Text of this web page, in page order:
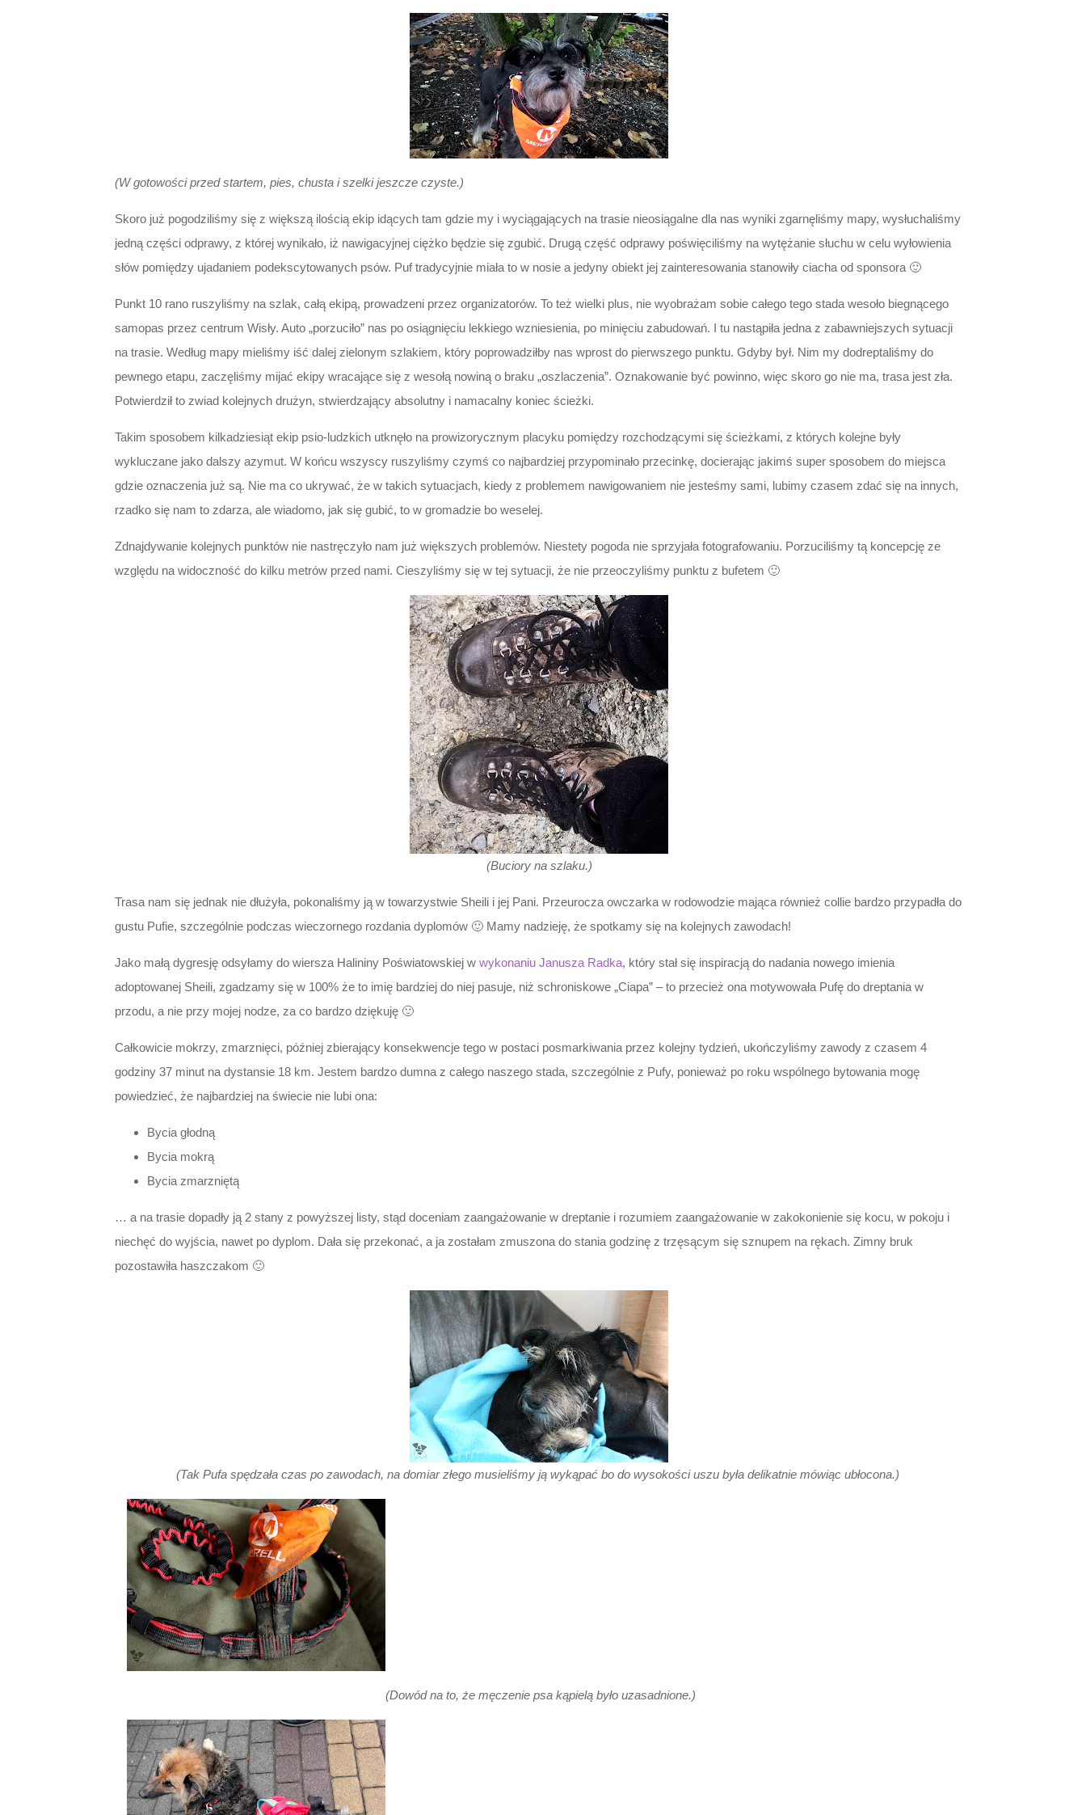
(W gotowości przed startem, pies, chusta i szelki jeszcze czyste.)
Skoro już pogodziliśmy się z większą ilością ekip idących tam gdzie my i wyciągających na trasie nieosiągalne dla nas wyniki zgarnęliśmy mapy, wysłuchaliśmy
jedną części odprawy, z której wynikało, iż nawigacyjnej ciężko będzie się zgubić. Drugą część odprawy poświęciliśmy na wytężanie słuchu w celu wyłowienia
słów pomiędzy ujadaniem podekscytowanych psów. Puf tradycyjnie miała to w nosie a jedyny obiekt jej zainteresowania stanowiły ciacha od sponsora 🙂
Punkt 10 rano ruszyliśmy na szlak, całą ekipą, prowadzeni przez organizatorów. To też wielki plus, nie wyobrażam sobie całego tego stada wesoło biegnącego
samopas przez centrum Wisły. Auto „porzuciło” nas po osiągnięciu lekkiego wzniesienia, po minięciu zabudowań. I tu nastąpiła jedna z zabawniejszych sytuacji
na trasie. Według mapy mieliśmy iść dalej zielonym szlakiem, który poprowadziłby nas wprost do pierwszego punktu. Gdyby był. Nim my dodreptaliśmy do
pewnego etapu, zaczęliśmy mijać ekipy wracające się z wesołą nowiną o braku „oszlaczenia”. Oznakowanie być powinno, więc skoro go nie ma, trasa jest zła.
Potwierdził to zwiad kolejnych drużyn, stwierdzający absolutny i namacalny koniec ścieżki.
Takim sposobem kilkadziesiąt ekip psio-ludzkich utknęło na prowizorycznym placyku pomiędzy rozchodzącymi się ścieżkami, z których kolejne były
wykluczane jako dalszy azymut. W końcu wszyscy ruszyliśmy czymś co najbardziej przypominało przecinkę, docierając jakimś super sposobem do miejsca
gdzie oznaczenia już są. Nie ma co ukrywać, że w takich sytuacjach, kiedy z problemem nawigowaniem nie jesteśmy sami, lubimy czasem zdać się na innych,
rzadko się nam to zdarza, ale wiadomo, jak się gubić, to w gromadzie bo weselej.
Zdnajdywanie kolejnych punktów nie nastręczyło nam już większych problemów. Niestety pogoda nie sprzyjała fotografowaniu. Porzuciliśmy tą koncepcję ze
względu na widoczność do kilku metrów przed nami. Cieszyliśmy się w tej sytuacji, że nie przeoczyliśmy punktu z bufetem 🙂
(Buciory na szlaku.)
Trasa nam się jednak nie dłużyła, pokonaliśmy ją w towarzystwie Sheili i jej Pani. Przeurocza owczarka w rodowodzie mająca również collie bardzo przypadła do
gustu Pufie, szczególnie podczas wieczornego rozdania dyplomów 🙂 Mamy nadzieję, że spotkamy się na kolejnych zawodach!
Jako małą dygresję odsyłamy do wiersza Halininy Poświatowskiej w wykonaniu Janusza Radka, który stał się inspiracją do nadania nowego imienia
adoptowanej Sheili, zgadzamy się w 100% że to imię bardziej do niej pasuje, niż schroniskowe „Ciapa” – to przecież ona motywowała Pufę do dreptania w
przodu, a nie przy mojej nodze, za co bardzo dziękuję 🙂
Całkowicie mokrzy, zmarznięci, później zbierający konsekwencje tego w postaci posmarkiwania przez kolejny tydzień, ukończyliśmy zawody z czasem 4
godziny 37 minut na dystansie 18 km. Jestem bardzo dumna z całego naszego stada, szczególnie z Pufy, ponieważ po roku wspólnego bytowania mogę
powiedzieć, że najbardziej na świecie nie lubi ona:
Bycia głodną
Bycia mokrą
Bycia zmarzniętą
… a na trasie dopadły ją 2 stany z powyższej listy, stąd doceniam zaangażowanie w dreptanie i rozumiem zaangażowanie w zakokonienie się kocu, w pokoju i
niechęć do wyjścia, nawet po dyplom. Dała się przekonać, a ja zostałam zmuszona do stania godzinę z trzęsącym się sznupem na rękach. Zimny bruk
pozostawiła haszczakom 🙂
(Tak Pufa spędzała czas po zawodach, na domiar złego musieliśmy ją wykąpać bo do wysokości uszu była delikatnie mówiąc ubłocona.)
(Dowód na to, że męczenie psa kąpielą było uzasadnione.)